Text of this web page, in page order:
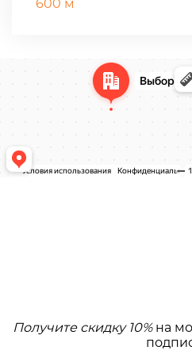
600 м
Получите скидку 10%на